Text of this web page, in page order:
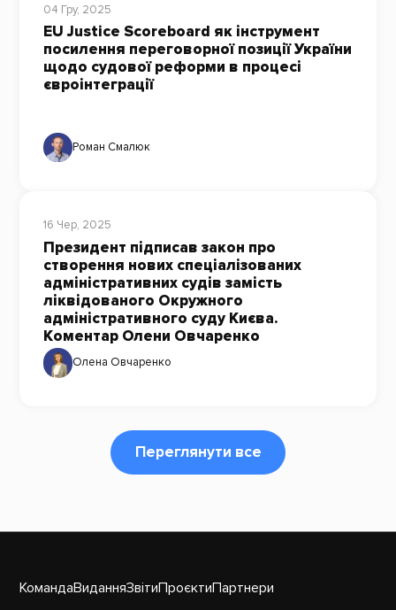
04 Гру, 2025
EU Justice Scoreboard як інструмент
посилення переговорної позиції України
щодо судової реформи в процесі
євроінтеграції
Роман Смалюк
16 Чер, 2025
Президент підписав закон про
створення нових спеціалізованих
адміністративних судів замість
ліквідованого Окружного
адміністративного суду Києва.
Коментар Олени Овчаренко
Олена Овчаренко
Переглянути все
КомандаВиданняЗвітиПроєктиПартнери